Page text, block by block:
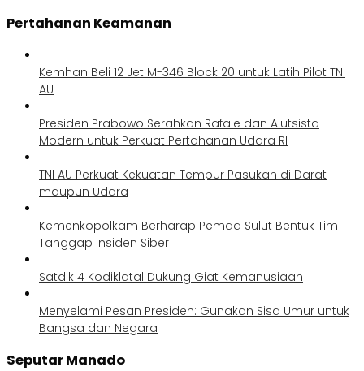
Pertahanan Keamanan
Kemhan Beli 12 Jet M-346 Block 20 untuk Latih Pilot TNI
AU
Presiden Prabowo Serahkan Rafale dan Alutsista
Modern untuk Perkuat Pertahanan Udara RI
TNI AU Perkuat Kekuatan Tempur Pasukan di Darat
maupun Udara
Kemenkopolkam Berharap Pemda Sulut Bentuk Tim
Tanggap Insiden Siber
Satdik 4 Kodiklatal Dukung Giat Kemanusiaan
Menyelami Pesan Presiden: Gunakan Sisa Umur untuk
Bangsa dan Negara
Seputar Manado